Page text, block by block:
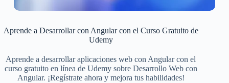
Aprende a Desarrollar con Angular con el Curso Gratuito de
Udemy
Aprende a desarrollar aplicaciones web con Angular con el
curso gratuito en línea de Udemy sobre Desarrollo Web con
Angular. ¡Regístrate ahora y mejora tus habilidades!